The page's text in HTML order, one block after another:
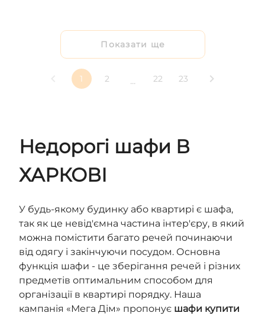
Показати ще
1 2 ... 22 23
Недорогі шафи В
ХАРКОВІ
У будь-якому будинку або квартирі є шафа,
так як це невід'ємна частина інтер'єру, в який
можна помістити багато речей починаючи
від одягу і закінчуючи посудом. Основна
функція шафи - це зберігання речей і різних
предметів оптимальним способом для
організації в квартирі порядку. Наша
кампанія «Мега Дім» пропонує шафи купити